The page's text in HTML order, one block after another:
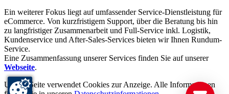
Ein weiterer Fokus liegt auf umfassender Service-Dienstleistung für
eCommerce. Von kurzfristigem Support, über die Beratung bis hin
zu langfristiger Zusammenarbeit und Full-Service inkl. Logistik,
Kundenservice und After-Sales-Services bieten wir Ihnen Rundum-
Service.
Eine Zusammenfassung unserer Services finden Sie auf unserer
Webseite.
Unsere Seite verwendet Cookies zur Anzeige. Alle Informationen